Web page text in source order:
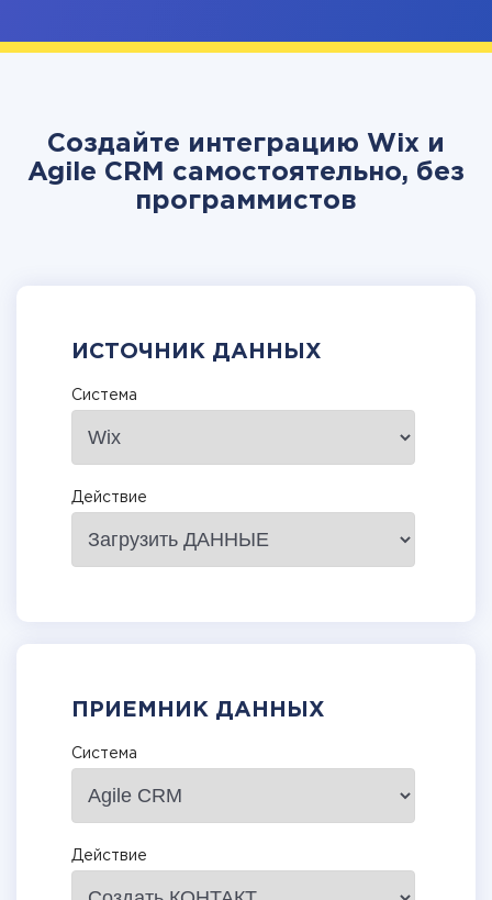
Создайте интеграцию Wix и
Agile CRM самостоятельно, без
программистов
ИСТОЧНИК ДАННЫХ
Система
Действие
ПРИЕМНИК ДАННЫХ
Система
Действие